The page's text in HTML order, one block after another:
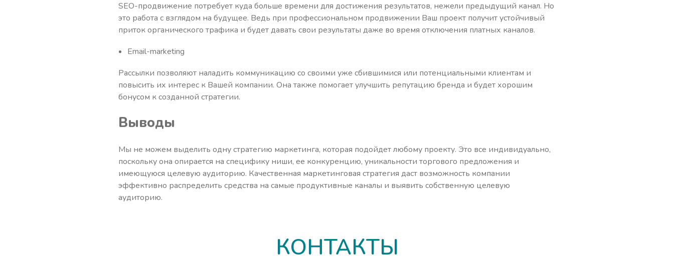
SEO-продвижение потребует куда больше времени для достижения результатов, нежели предыдущий канал. Но
это работа с взглядом на будущее. Ведь при профессиональном продвижении Ваш проект получит устойчивый
приток органического трафика и будет давать свои результаты даже во время отключения платных каналов.
Email-marketing
Рассылки позволяют наладить коммуникацию со своими уже сбившимися или потенциальными клиентам и
повысить их интерес к Вашей компании. Она также помогает улучшить репутацию бренда и будет хорошим
бонусом к созданной стратегии.
Выводы
Мы не можем выделить одну стратегию маркетинга, которая подойдет любому проекту. Это все индивидуально,
поскольку она опирается на специфику ниши, ее конкуренцию, уникальности торгового предложения и
имеющуюся целевую аудиторию. Качественная маркетинговая стратегия даст возможность компании
эффективно распределить средства на самые продуктивные каналы и выявить собственную целевую
аудиторию.
КОНТАКТЫ